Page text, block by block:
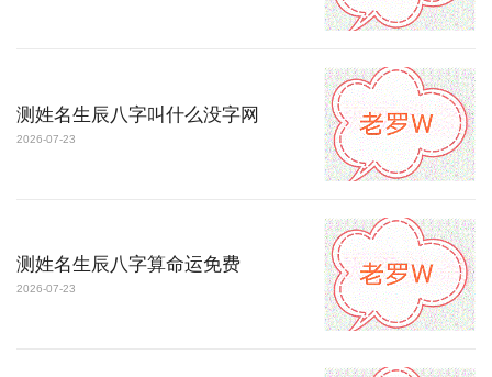
测姓名生辰八字叫什么没字网
2026-07-23
测姓名生辰八字算命运免费
2026-07-23